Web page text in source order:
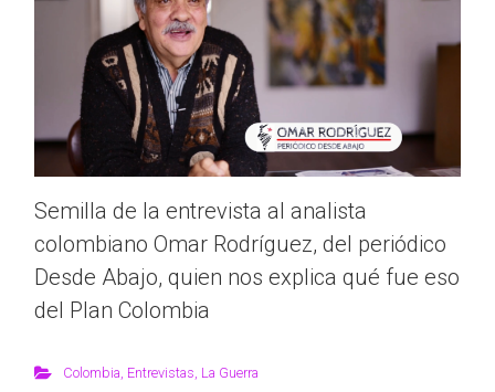
Semilla de la entrevista al analista
colombiano Omar Rodríguez, del periódico
Desde Abajo, quien nos explica qué fue eso
del Plan Colombia
Colombia Entrevistas La Guerra